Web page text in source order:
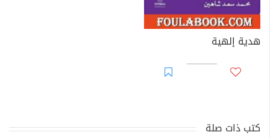
هدية إلهية
كتب ذات صلة